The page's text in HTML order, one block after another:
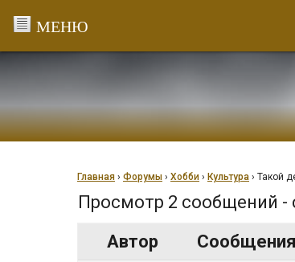
Главная › Форумы › Хобби › Культура › Такой
Просмотр 2 сообщений -
Автор
Сообщения